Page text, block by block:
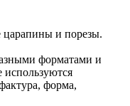
царапины и порезы.
форматами и
форма,